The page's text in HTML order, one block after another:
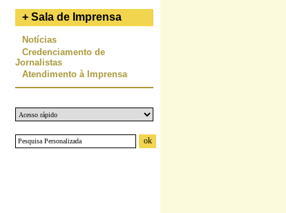
+ Sala de Imprensa
Notícias
Credenciamento de
Jornalistas
Atendimento à Imprensa